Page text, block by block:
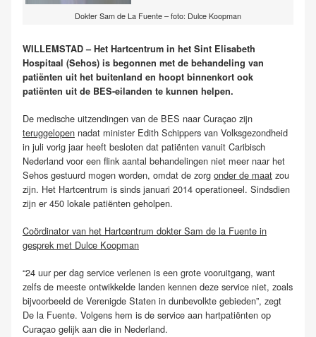
Dokter Sam de La Fuente – foto: Dulce Koopman
WILLEMSTAD – Het Hartcentrum in het Sint Elisabeth
Hospitaal (Sehos) is begonnen met de behandeling van
patiënten uit het buitenland en hoopt binnenkort ook
patiënten uit de BES-eilanden te kunnen helpen.
De medische uitzendingen van de BES naar Curaçao zijn
teruggelopen nadat minister Edith Schippers van Volksgezondheid
in juli vorig jaar heeft besloten dat patiënten vanuit Caribisch
Nederland voor een flink aantal behandelingen niet meer naar het
Sehos gestuurd mogen worden, omdat de zorg onder de maat zou
zijn. Het Hartcentrum is sinds januari 2014 operationeel. Sindsdien
zijn er 450 lokale patiënten geholpen.
Coördinator van het Hartcentrum dokter Sam de la Fuente in
gesprek met Dulce Koopman
“24 uur per dag service verlenen is een grote vooruitgang, want
zelfs de meeste ontwikkelde landen kennen deze service niet, zoals
bijvoorbeeld de Verenigde Staten in dunbevolkte gebieden”, zegt
De la Fuente. Volgens hem is de service aan hartpatiënten op
Curaçao gelijk aan die in Nederland.